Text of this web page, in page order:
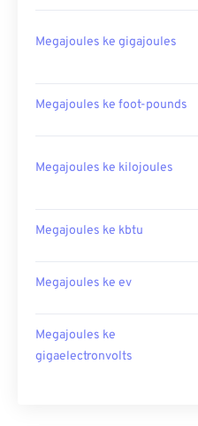
Megajoules ke gigajoules
Megajoules ke foot-pounds
Megajoules ke kilojoules
Megajoules ke kbtu
Megajoules ke ev
Megajoules ke
gigaelectronvolts